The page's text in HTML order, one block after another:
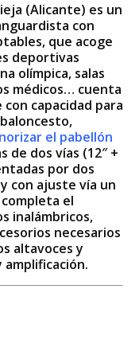
(Alicante) es un
con
que acoge
deportivas
olímpica, salas
médicos… cuenta
capacidad para
el pabellón
de dos vías (12″ +
por dos
con ajuste vía un
completa el
inalámbricos,
necesarios
altavoces y